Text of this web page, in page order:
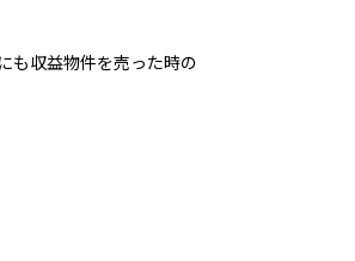
も収益物件を売った時の